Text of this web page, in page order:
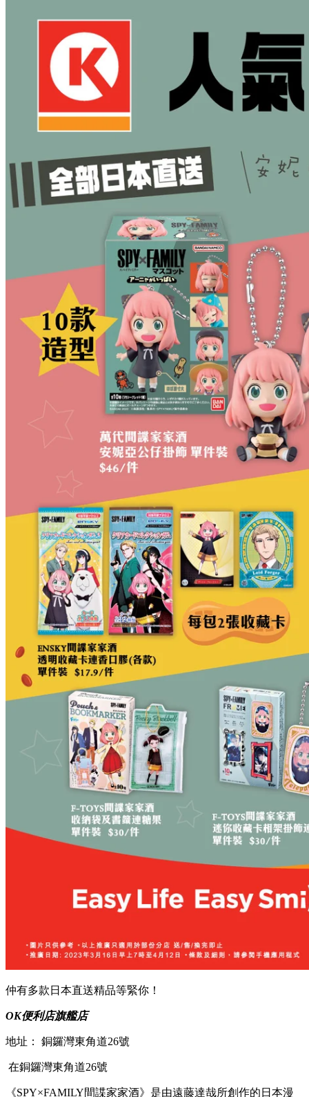
仲有多款日本直送精品等緊你！
OK便利店旗艦店
地址： 銅鑼灣東角道26號
在銅鑼灣東角道26號
《SPY×FAMILY間諜家家酒》是由遠藤達哉所創作的日本漫